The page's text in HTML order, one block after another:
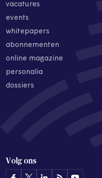
vacatures
events
whitepapers
abonnementen
online magazine
personalia
dossiers
Volg ons